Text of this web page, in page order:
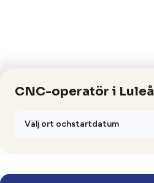
CNC-operatör i Luleå
Välj ort ochstartdatum
Ansök